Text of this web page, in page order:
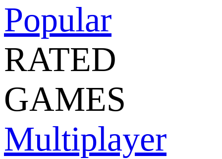
Popular
RATED
GAMES
Multiplayer